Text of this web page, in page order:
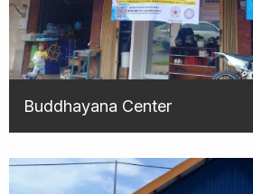
Buddhayana Center